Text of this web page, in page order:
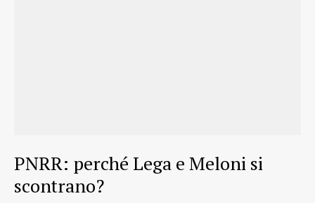
PNRR: perché Lega e Meloni si
scontrano?